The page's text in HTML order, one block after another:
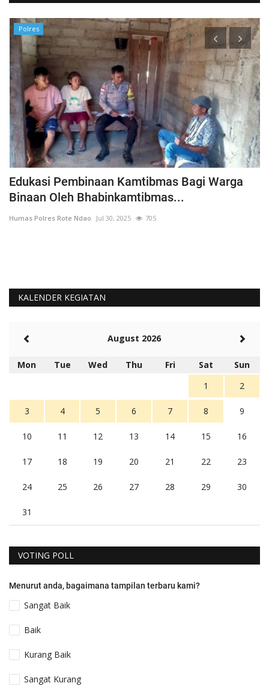
Polres
Edukasi Pembinaan Kamtibmas Bagi Warga
Binaan Oleh Bhabinkamtibmas...
Humas Polres Rote Ndao Jul 30, 2025 705
KALENDER KEGIATAN
August 2026
Mon Tue Wed Thu Fri Sat
Sun
1
2
3 4 5 6 7 8 9
10 11 12 13 14 15 16
17 18 19 20 21 22 23
24 25 26 27 28 29 30
31
VOTING POLL
Menurut anda, bagaimana tampilan terbaru kami?
Sangat Baik
Baik
Kurang Baik
Sangat Kurang